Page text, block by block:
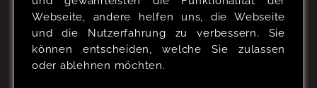
Webseite, andere helfen uns, die Webseite
und die Nutzerfahrung zu verbessern. Sie
können entscheiden, welche Sie zulassen
oder ablehnen möchten.